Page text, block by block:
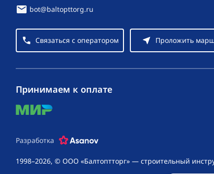
bot@baltopttorg.ru
Связаться с оператором Проложить
1998–2026, © ООО «Балтоптторг» — строительный
Принимаем к оплате
mir
Разработка